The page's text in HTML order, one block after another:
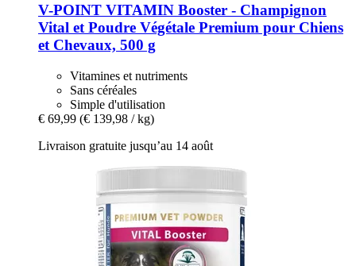
V-POINT VITAMIN Booster -​ Champignon
Vital et Poudre Végétale Premium pour Chiens
et Chevaux, 500 g
Vitamines et nutriments
Sans céréales
Simple d'utilisation
€ 69,99 (€ 139,98 / kg)
Livraison gratuite jusqu’au 14 août